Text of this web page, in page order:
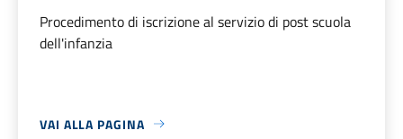
Procedimento di iscrizione al servizio di post scuola
dell'infanzia
VAI ALLA PAGINA